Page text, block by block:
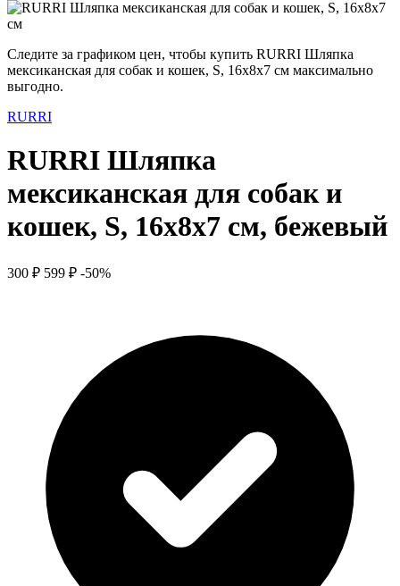
Следите за графиком цен, чтобы купить RURRI Шляпка
мексиканская для собак и кошек, S, 16х8х7 см максимально
выгодно.
RURRI
RURRI Шляпка
мексиканская для собак и
кошек, S, 16х8х7 см, бежевый
300 ₽ 599 ₽ -50%